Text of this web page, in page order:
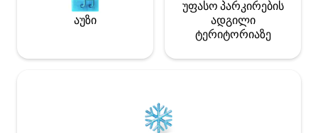
აუზი
უფასო პარკირების
ადგილი
ტერიტორიაზე